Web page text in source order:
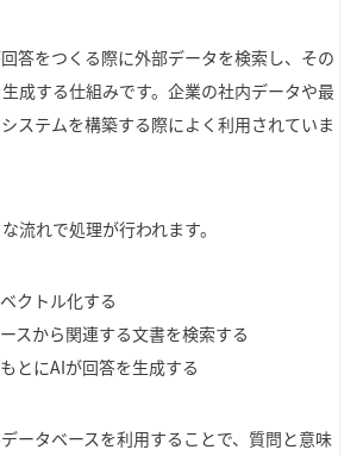
答をつくる際に外部データを検索し、その
成する仕組みです。企業の社内データや最
ステムを構築する際によく利用されていま
流れで処理が行われます。
クトル化する
スから関連する文書を検索する
とにAIが回答を生成する
ータベースを利用することで、質問と意味